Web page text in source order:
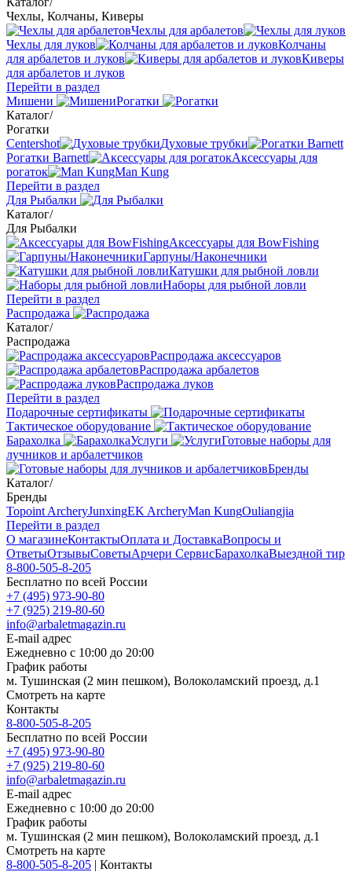
Чехлы, Колчаны, Киверы
Чехлы для арбалетов
Чехлы для луков
Колчаны
для арбалетов и луков
Киверы
для арбалетов и луков
Перейти в раздел
Мишени
Рогатки
Каталог/
Рогатки
Centershot
Духовые трубки
Рогатки Barnett
Аксессуары для
рогаток
Man Kung
Перейти в раздел
Для Рыбалки
Каталог/
Для Рыбалки
Аксессуары для BowFishing
Гарпуны/Наконечники
Катушки для рыбной ловли
Наборы для рыбной ловли
Перейти в раздел
Распродажа
Каталог/
Распродажа
Распродажа аксессуаров
Распродажа арбалетов
Распродажа луков
Перейти в раздел
Подарочные сертификаты
Тактическое оборудование
Барахолка
Услуги
Готовые наборы для
лучников и арбалетчиков
Бренды
Каталог/
Бренды
Topoint ArcheryJunxingEK ArcheryMan KungOuliangjia
Перейти в раздел
О магазинеКонтактыОплата и ДоставкаВопросы и
ОтветыОтзывыСоветыАрчери СервисБарахолкаВыездной тир
8-800-505-8-205
Бесплатно по всей России
+7 (495) 973-90-80
+7 (925) 219-80-60
info@arbaletmagazin.ru
E-mail адрес
Ежедневно с 10:00 до 20:00
График работы
м. Тушинская (2 мин пешком), Волоколамский проезд, д.1
Смотреть на карте
Контакты
8-800-505-8-205
Бесплатно по всей России
+7 (495) 973-90-80
+7 (925) 219-80-60
info@arbaletmagazin.ru
E-mail адрес
Ежедневно с 10:00 до 20:00
График работы
м. Тушинская (2 мин пешком), Волоколамский проезд, д.1
Смотреть на карте
8-800-505-8-205 | Контакты